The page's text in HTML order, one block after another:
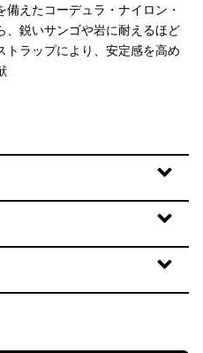
えたコーデュラ・ナイロン・
、鋭いサンゴや岩に耐えるほど
ラップにより、安定感を高め